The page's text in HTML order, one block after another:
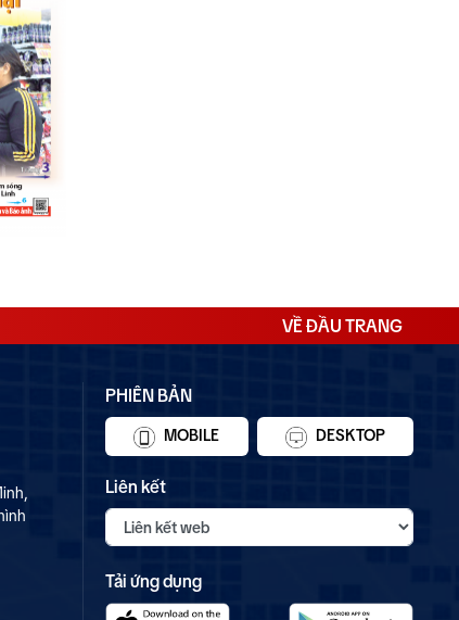
VỀ ĐẦU TRANG
PHIÊN BẢN
MOBILE DESKTOP
Liên kết
Tải ứng dụng